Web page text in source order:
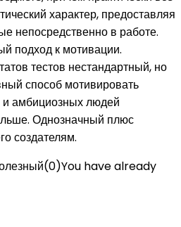
характер, предоставляя
непосредственно в работе.
подход к мотивации.
тестов нестандартный, но
способ мотивировать
амбициозных людей
Однозначный плюс
создателям.
(0)You have already